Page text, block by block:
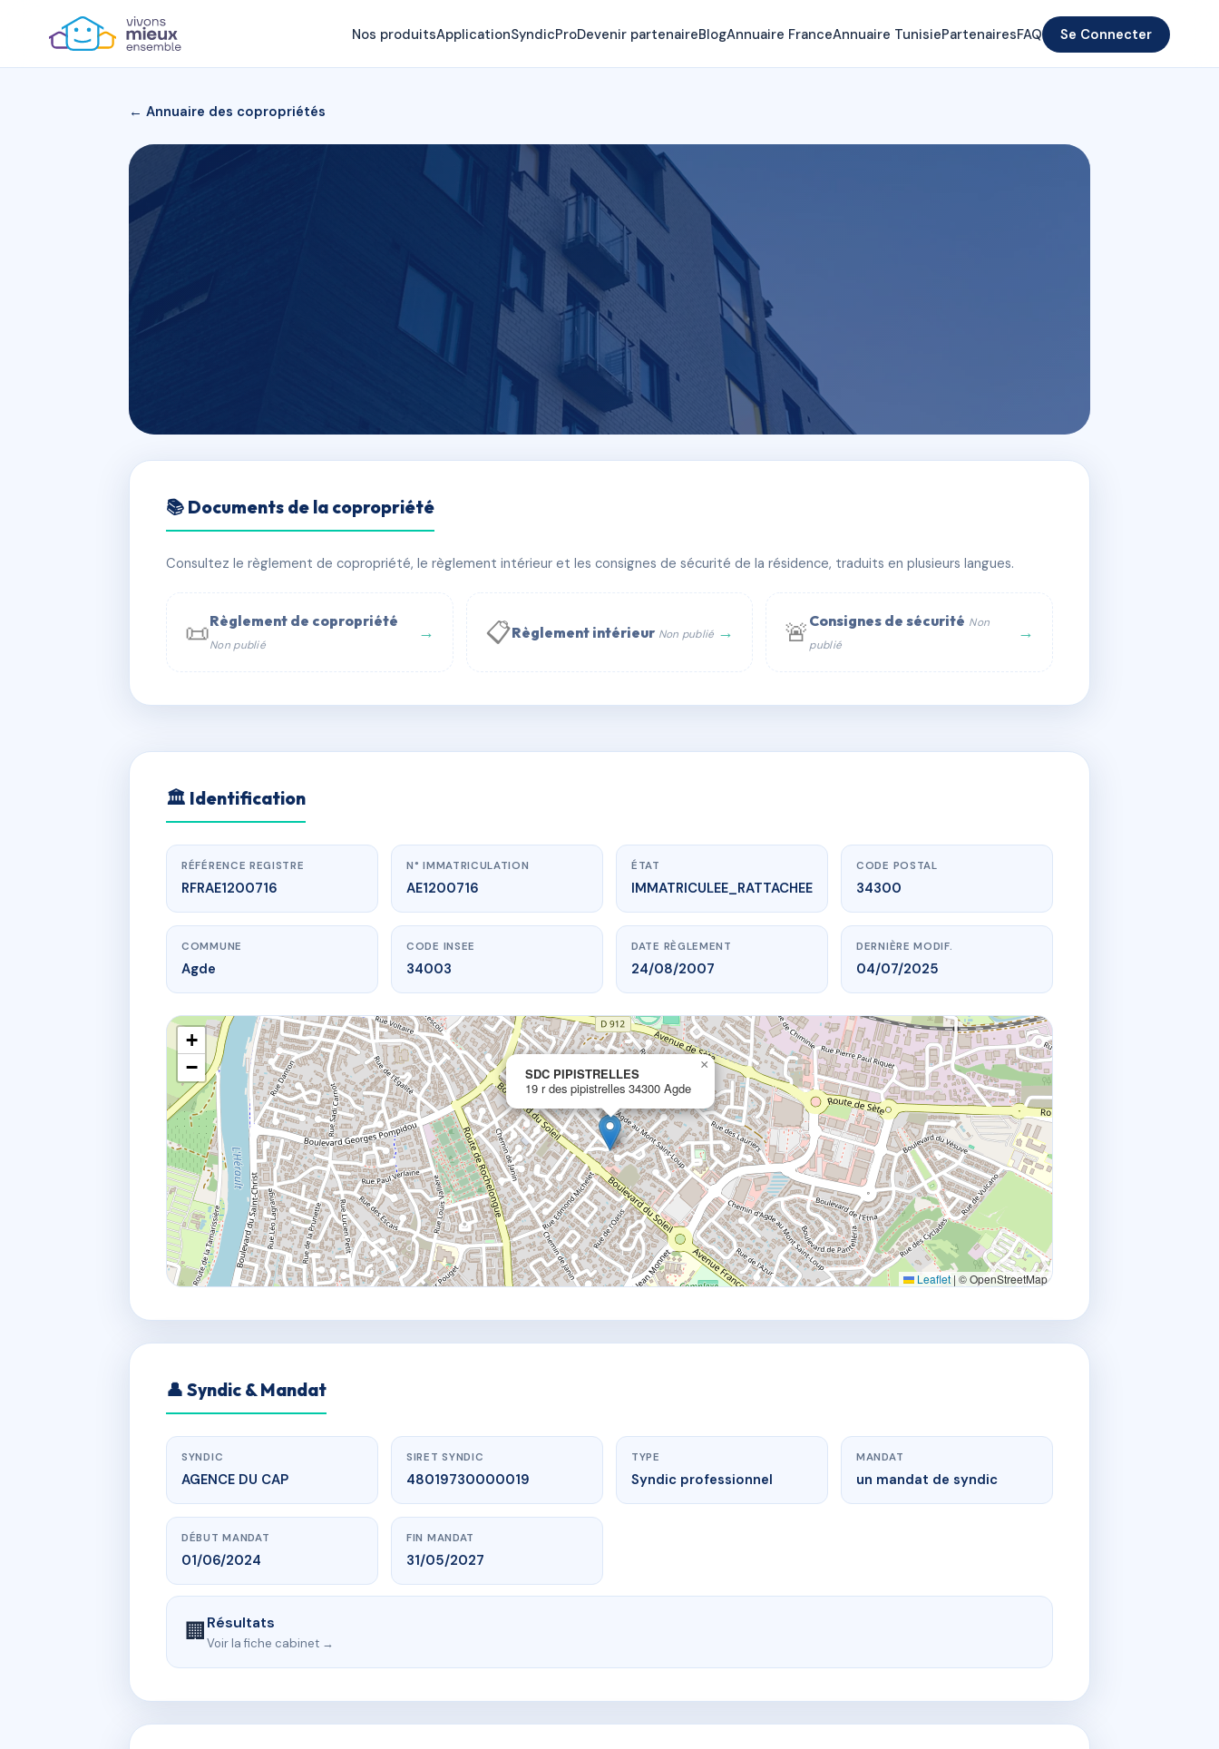
Nos produitsApplicationSyndicProDevenir partenaireBlogAnnuaire FranceAnnuaire TunisiePartenairesFAQ Se Connecter
← Annuaire des copropriétés
SDC PIPISTRELLES
📍 19 r des pipistrelles 34300 Agde
📞 Contacter Syndic Digital 💬 WhatsApp
📚 Documents de la copropriété
Consultez le règlement de copropriété, le règlement intérieur et les consignes de sécurité de la résidence, traduits en plusieurs langues.
📜Règlement de copropriété
Non publié
→ 📋Règlement intérieur Non publié → 🚨 Consignes de sécurité Non
publié
→
AE1200716 🇫🇷
www.vme.plus/AE1200716
SDC PIPISTRELLES
19 r des pipistrelles34300 Agde
🏛 Identification
RÉFÉRENCE REGISTRE
RFRAE1200716
N° IMMATRICULATION
AE1200716
ÉTAT
IMMATRICULEE_RATTACHEE
CODE POSTAL
34300
COMMUNE
Agde
CODE INSEE
34003
DATE RÈGLEMENT
24/08/2007
DERNIÈRE MODIF.
04/07/2025
SDC PIPISTRELLES
19 r des pipistrelles 34300 Agde
×
+
−
Leaflet | © OpenStreetMap
👤 Syndic & Mandat
SYNDIC
AGENCE DU CAP
SIRET SYNDIC
48019730000019
TYPE
Syndic professionnel
MANDAT
un mandat de syndic
DÉBUT MANDAT
01/06/2024
FIN MANDAT
31/05/2027
🏢Résultats
Voir la fiche cabinet →